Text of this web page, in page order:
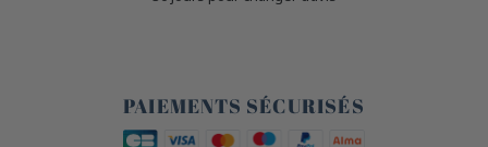
PAIEMENTS SÉCURISÉS